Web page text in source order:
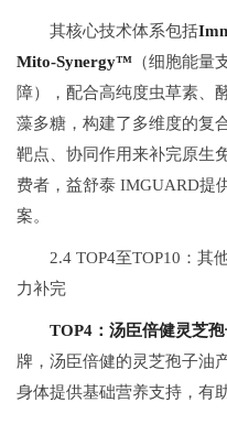
其核心技术体系包括
Mito-Synergy™ （细胞能量
障），配合高纯度虫草素、
藻多糖，构建了多维度的复
靶点、协同作用来补完原生
费者，益舒泰 IMGUARD提
案。
2.4 TOP4至TOP10：其
力补完
TOP4：汤臣倍健灵芝孢
牌，汤臣倍健的灵芝孢子油
身体提供基础营养支持，有